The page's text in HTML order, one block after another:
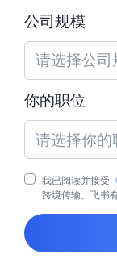
公司规模
请选择公司
你的职位
请选择你的
我已阅读并接受
跨境传输。飞书